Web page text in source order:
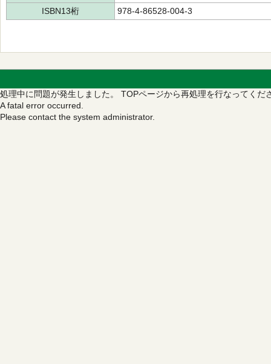
ISBN13桁
978-4-86528-004-3
処理中に問題が発生しました。 TOPページから再処理を行なってくだ
A fatal error occurred.
Please contact the system administrator.